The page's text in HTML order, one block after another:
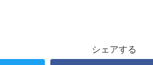
シェアする